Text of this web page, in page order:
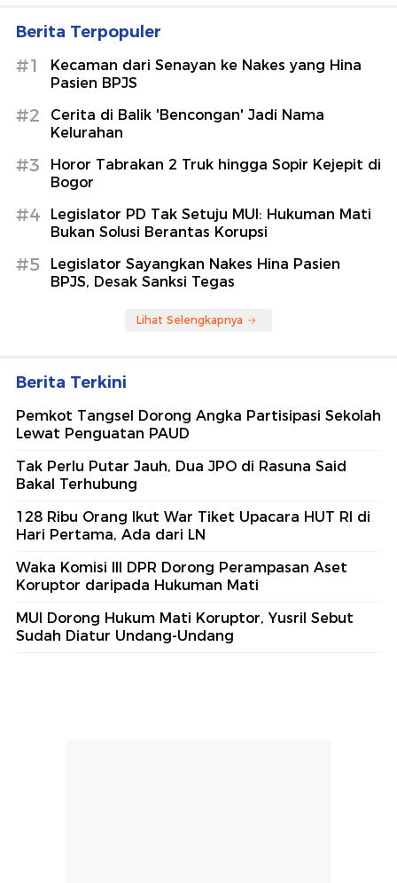
Berita Terpopuler
#1
Kecaman dari Senayan ke Nakes yang Hina
Pasien BPJS
#2
Cerita di Balik 'Bencongan' Jadi Nama
Kelurahan
#3
Horor Tabrakan 2 Truk hingga Sopir Kejepit di
Bogor
#4
Legislator PD Tak Setuju MUI: Hukuman Mati
Bukan Solusi Berantas Korupsi
#5
Legislator Sayangkan Nakes Hina Pasien
BPJS, Desak Sanksi Tegas
Lihat Selengkapnya
Berita Terkini
Pemkot Tangsel Dorong Angka Partisipasi Sekolah
Lewat Penguatan PAUD
Tak Perlu Putar Jauh, Dua JPO di Rasuna Said
Bakal Terhubung
128 Ribu Orang Ikut War Tiket Upacara HUT RI di
Hari Pertama, Ada dari LN
Waka Komisi III DPR Dorong Perampasan Aset
Koruptor daripada Hukuman Mati
MUI Dorong Hukum Mati Koruptor, Yusril Sebut
Sudah Diatur Undang-Undang